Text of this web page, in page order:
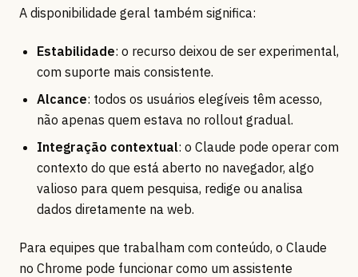
A disponibilidade geral também significa:
Estabilidade: o recurso deixou de ser experimental,
com suporte mais consistente.
Alcance: todos os usuários elegíveis têm acesso,
não apenas quem estava no rollout gradual.
Integração contextual: o Claude pode operar com
contexto do que está aberto no navegador, algo
valioso para quem pesquisa, redige ou analisa
dados diretamente na web.
Para equipes que trabalham com conteúdo, o Claude
no Chrome pode funcionar como um assistente